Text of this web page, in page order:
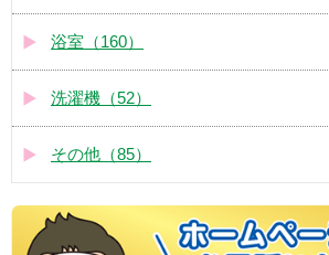
浴室（160）
洗濯機（52）
その他（85）